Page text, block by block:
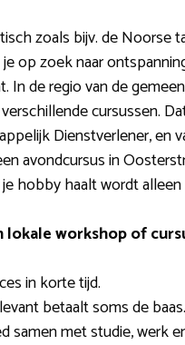
zoals bijv. de Noorse
op zoek naar
In de regio van de
cursussen.
Dienstverlener,
avondcursus in
hobby haalt wordt alleen
lokale workshop of
in korte tijd.
betaalt soms de baas.
samen met studie, werk